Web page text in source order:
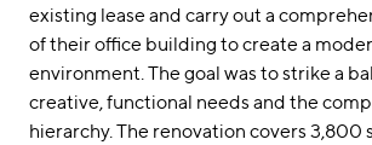
existing lease and carry out a
of their office building to create a
environment. The goal was to strike a
creative, functional needs and the
hierarchy. The renovation covers 3,800